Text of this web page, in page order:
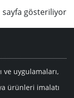
sayfa gösteriliyor
ve uygulamaları,
ürünleri imalatı